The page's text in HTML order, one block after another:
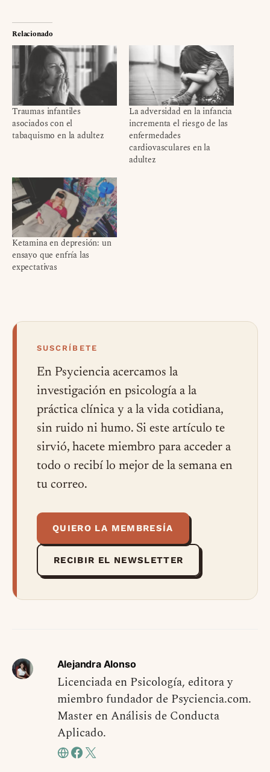
Relacionado
Traumas infantiles
asociados con el
tabaquismo en la adultez
La adversidad en la infancia
incrementa el riesgo de las
enfermedades
cardiovasculares en la
adultez
Ketamina en depresión: un
ensayo que enfría las
expectativas
SUSCRÍBETE
En Psyciencia acercamos la
investigación en psicología a la
práctica clínica y a la vida cotidiana,
sin ruido ni humo. Si este artículo te
sirvió, hacete miembro para acceder a
todo o recibí lo mejor de la semana en
tu correo.
QUIERO LA MEMBRESÍA
RECIBIR EL NEWSLETTER
Alejandra Alonso
Licenciada en Psicología, editora y
miembro fundador de Psyciencia.com.
Master en Análisis de Conducta
Aplicado.